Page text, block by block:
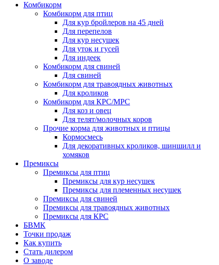
Комбикорм
Комбикорм для птиц
Для кур бройлеров на 45 дней
Для перепелов
Для кур несушек
Для уток и гусей
Для индеек
Комбикорм для свиней
Для свиней
Комбикорм для травоядных животных
Для кроликов
Комбикорм для КРС/МРС
Для коз и овец
Для телят/молочных коров
Прочие корма для животных и птицы
Кормосмесь
Для декоративных кроликов, шиншилл и
хомяков
Премиксы
Премиксы для птиц
Премиксы для кур несушек
Премиксы для племенных несушек
Премиксы для свиней
Премиксы для травоядных животных
Премиксы для КРС
БВМК
Точки продаж
Как купить
Стать дилером
О заводе